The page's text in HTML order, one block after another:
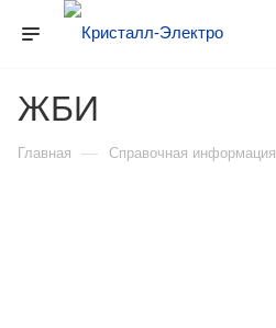
ЖБИ
Главная — Справочная информация